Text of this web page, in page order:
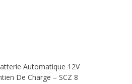
Automatique 12V
De Charge – SCZ 8